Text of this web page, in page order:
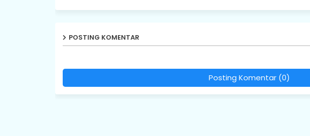
POSTING KOMENTAR
Posting Komentar (0)